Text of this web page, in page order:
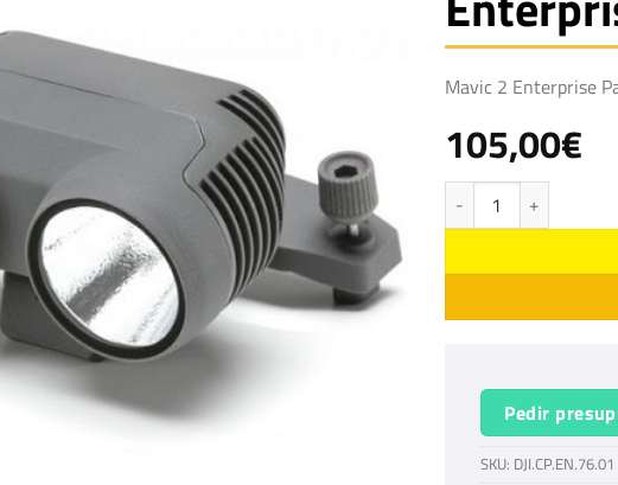
Mavic 2 Enterprise
105,00€
Foco doble DJI Mavic 2
Pedir
SKU: DJI.CP.EN.76.01